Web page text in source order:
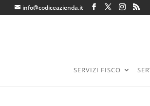
info@codiceazienda.it
SERVIZI FISCO